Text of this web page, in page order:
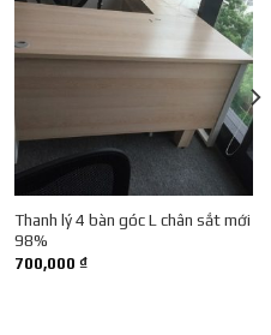
Thanh lý 4 bàn góc L chân sắt mới
98%
700,000 ₫